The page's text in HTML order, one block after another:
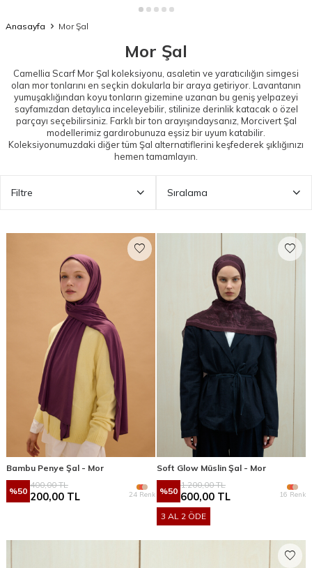
Anasayfa Mor Şal
Mor Şal
Camellia Scarf Mor Şal koleksiyonu, asaletin ve yaratıcılığın simgesi
olan mor tonlarını en seçkin dokularla bir araya getiriyor. Lavantanın
yumuşaklığından koyu tonların gizemine uzanan bu geniş yelpazeyi
sayfamızdan detaylıca inceleyebilir, stilinize derinlik katacak o özel
parçayı seçebilirsiniz. Farklı bir ton arayışındaysanız, Morcivert Şal
modellerimiz gardırobunuza eşsiz bir uyum katabilir.
Koleksiyonumuzdaki diğer tüm Şal alternatiflerini keşfederek şıklığınızı
hemen tamamlayın.
Filtre Sıralama
Bambu Penye Şal - Mor
%50
400,00TL
200,00 TL 24 Renk
Soft Glow Müslin Şal - Mor
%50
1.200,00TL
600,00 TL 16 Renk
3 AL 2 ÖDE